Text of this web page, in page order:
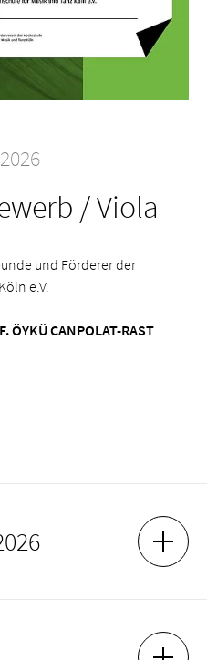
/ Viola
und Förderer der
e.V.
ÖYKÜ CANPOLAT-RAST